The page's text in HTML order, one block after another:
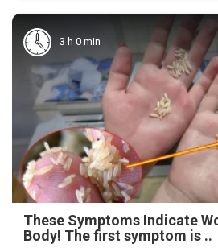
3 h 0 min
These Symptoms Indicate
Body! The first symptom is ..